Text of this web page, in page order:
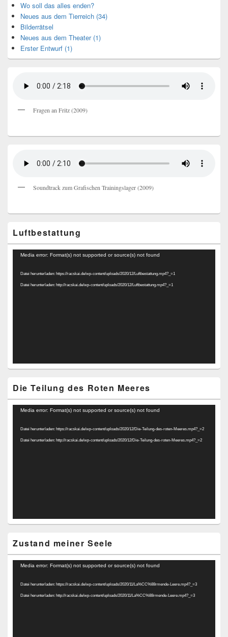
Wo soll das alles enden?
Neues aus dem Tierreich (34)
Bilderrätsel
Neues aus dem Theater (1)
Erster Entwurf (1)
Fragen an Fritz (2009)
Soundtrack zum Grafischen Trainingslager (2009)
Luftbestattung
Video-
Media error: Format(s) not supported or source(s) not found
Datei herunterladen: https://racskai.de/wp-content/uploads/2020/12/Luftbestattung.mp4?_=1
Datei herunterladen: http://racskai.de/wp-content/uploads/2020/12/Luftbestattung.mp4?_=1
Die Teilung des Roten Meeres
Video-
Media error: Format(s) not supported or source(s) not found
Datei herunterladen: https://racskai.de/wp-content/uploads/2020/12/Die-Teilung-des-roten-Meeres.mp4?_=2
Datei herunterladen: http://racskai.de/wp-content/uploads/2020/12/Die-Teilung-des-roten-Meeres.mp4?_=2
Zustand meiner Seele
Video-
Media error: Format(s) not supported or source(s) not found
Datei herunterladen: https://racskai.de/wp-content/uploads/2020/11/La%CC%88rmende-Leere.mp4?_=3
Datei herunterladen: http://racskai.de/wp-content/uploads/2020/11/La%CC%88rmende-Leere.mp4?_=3